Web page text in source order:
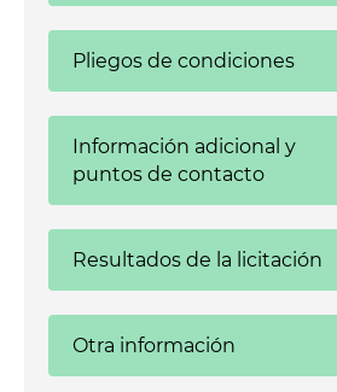
Pliegos de condiciones
Información adicional y
puntos de contacto
Resultados de la licitación
Otra información